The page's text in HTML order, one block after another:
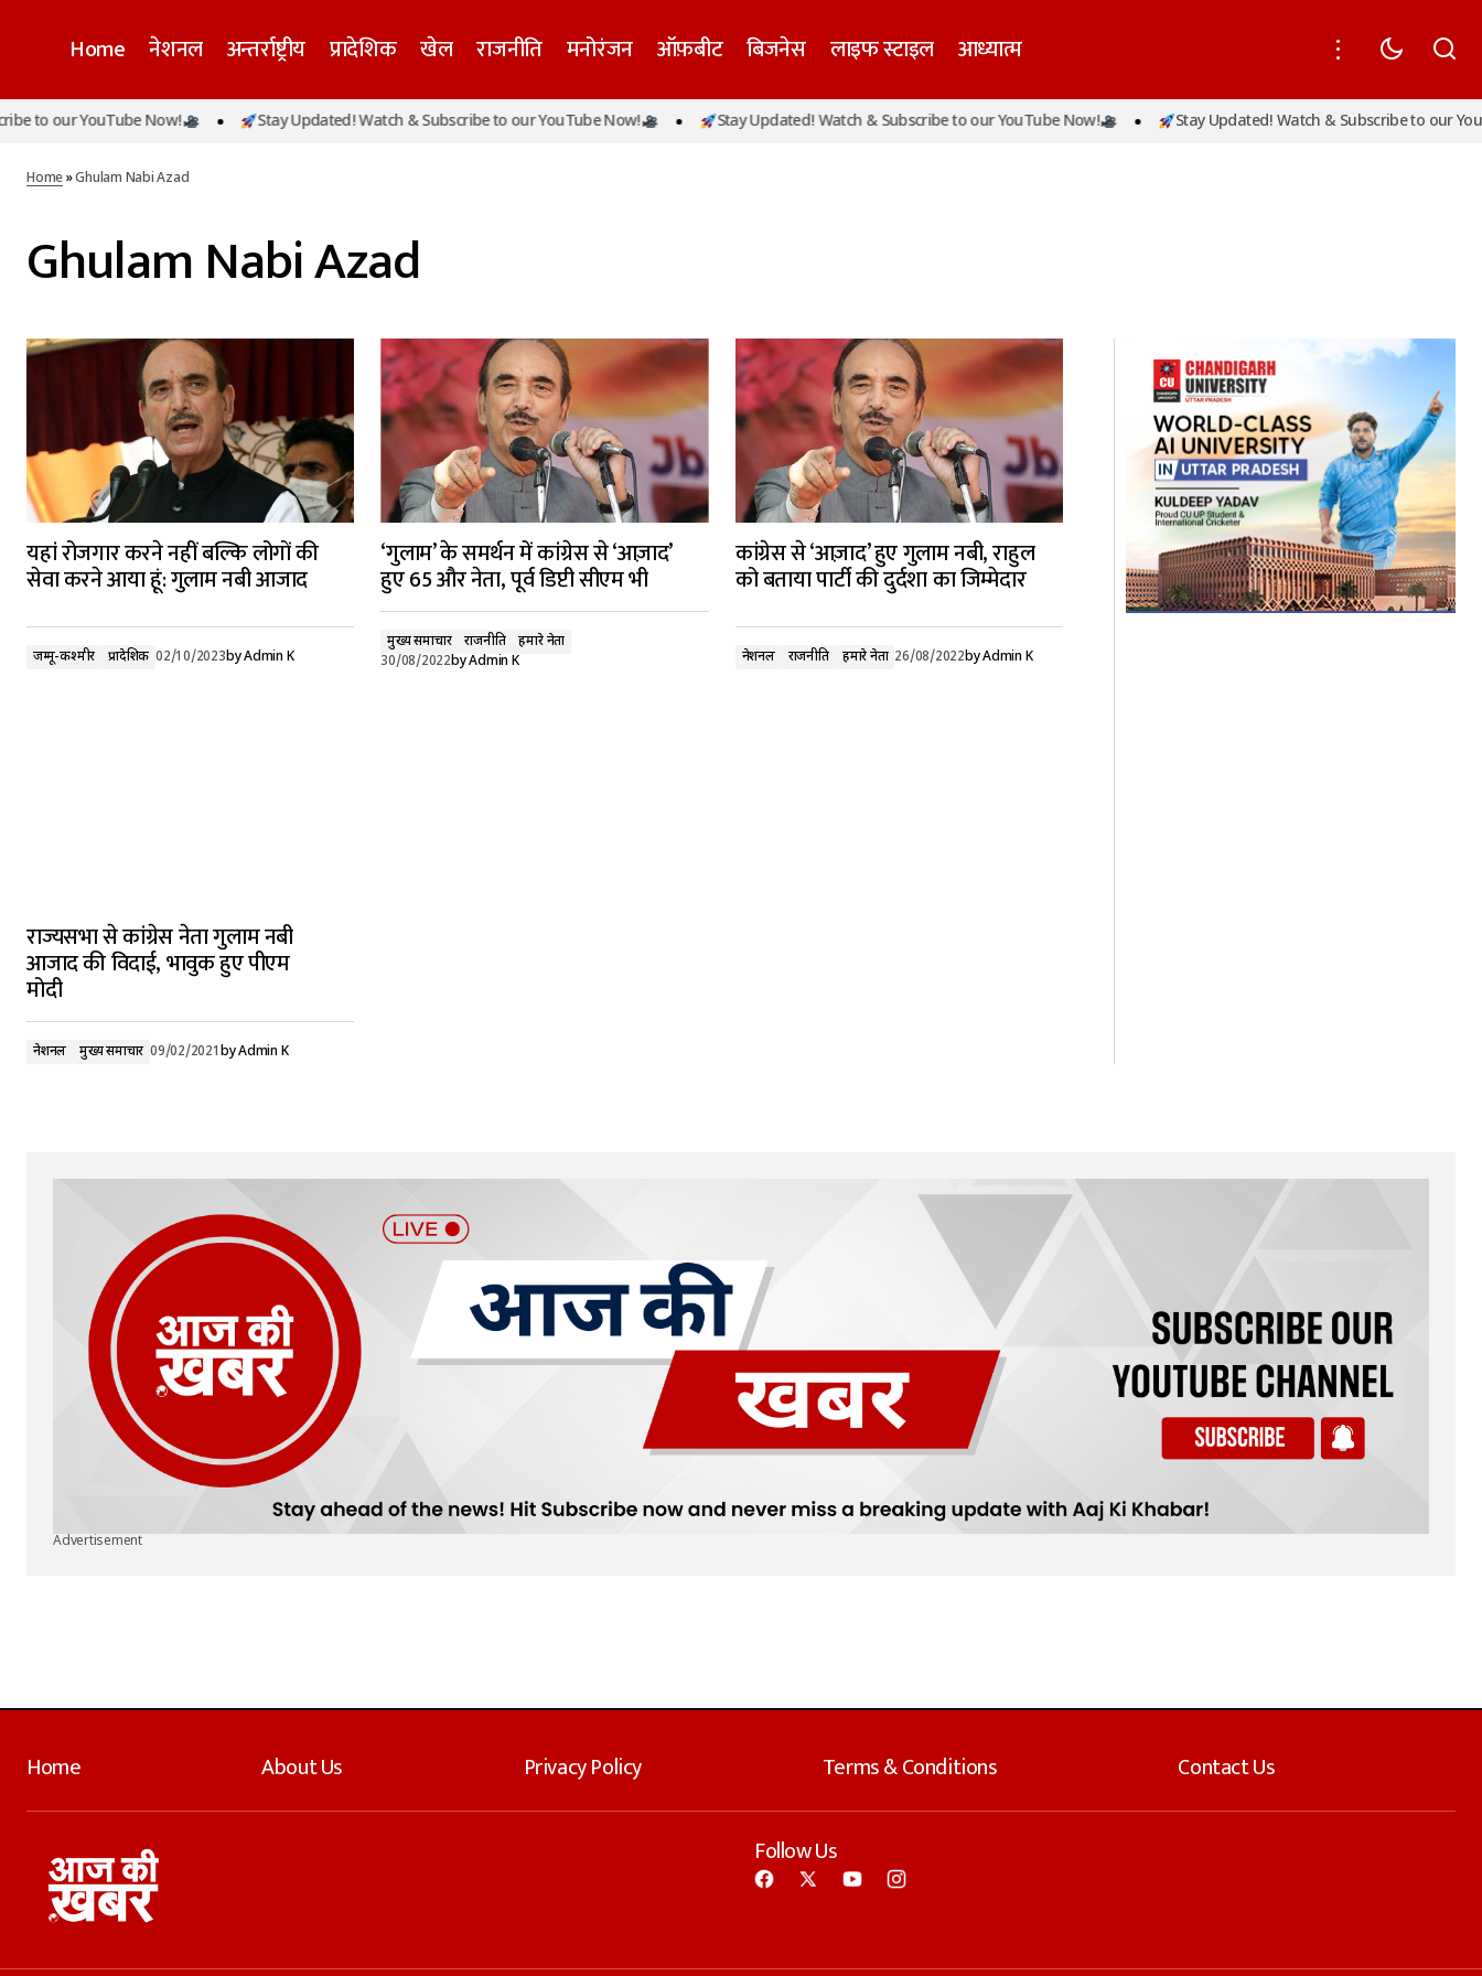
Home नेशनल अन्तर्राष्ट्रीय प्रादेशिक खेल राजनीति मनोरंजन ऑफ़बीट बिजनेस लाइफ स्टाइल आध्यात्म
to our YouTube Now! Stay Updated! Watch & Subscribe to our YouTube Now! Stay Updated! Watch & Subscribe to our YouTube Now! Stay Updated! Watch & Subscribe to our
Home»Ghulam Nabi Azad
Ghulam Nabi Azad
यहां रोजगार करने नहीं बल्कि लोगों की
सेवा करने आया हूं: गुलाम नबी आजाद
जम्मू-कश्मीर प्रादेशिक 02/10/2023byAdmin K
‘गुलाम’ के समर्थन में कांग्रेस से ‘आज़ाद’
हुए 65 और नेता, पूर्व डिप्टी सीएम भी
मुख्य समाचार राजनीति
हमारे नेता
30/08/2022byAdmin K
कांग्रेस से ‘आज़ाद’ हुए गुलाम नबी, राहुल
को बताया पार्टी की दुर्दशा का जिम्मेदार
नेशनल राजनीति हमारे नेता 26/08/2022byAdmin K
राज्यसभा से कांग्रेस नेता गुलाम नबी
आजाद की विदाई, भावुक हुए पीएम
मोदी
नेशनल मुख्य समाचार 09/02/2021byAdmin K
Advertisement
Home About Us Privacy Policy Terms & Conditions Contact Us
Follow Us